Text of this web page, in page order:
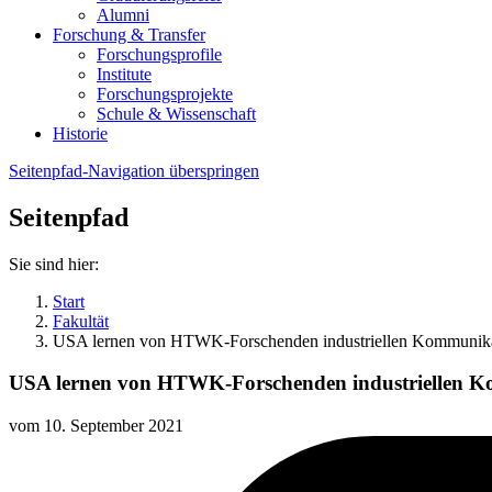
Alumni
Forschung & Transfer
Forschungsprofile
Institute
Forschungsprojekte
Schule & Wissenschaft
Historie
Seitenpfad-Navigation überspringen
Seitenpfad
Sie sind hier:
Start
Fakultät
USA lernen von HTWK-Forschenden industriellen
USA lernen von HTWK-Forschenden industriellen
vom 10. September 2021